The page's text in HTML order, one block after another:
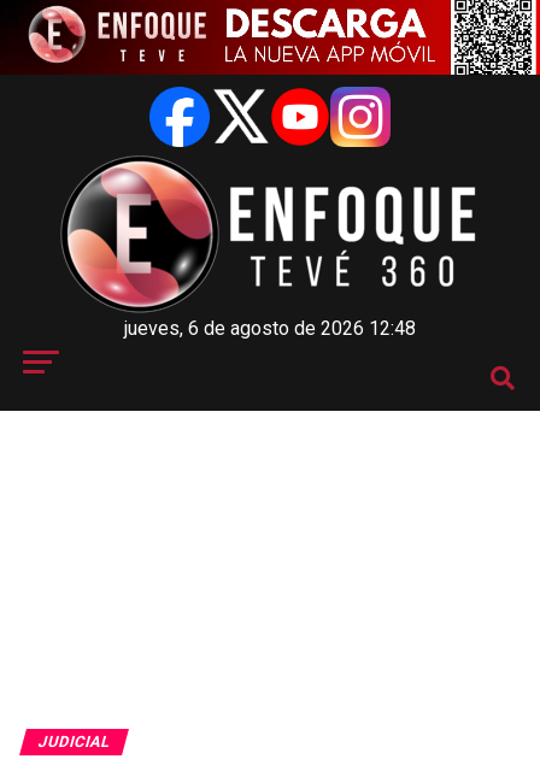
jueves, 6 de agosto de 2026 12:48
JUDICIAL